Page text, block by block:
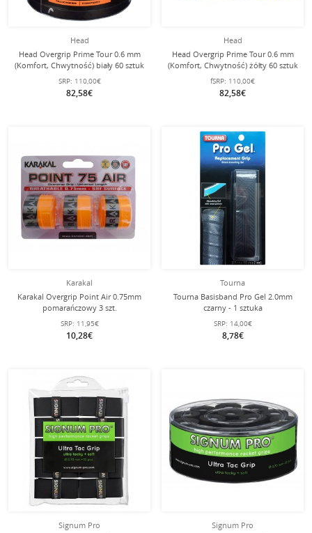
Head
Head Overgrip Prime Tour 0.6 mm
(Komfort, Chwytność) biały 60 sztuk
SRP: 110,00€
82,58€
Head
Head Overgrip Prime Tour 0.6 mm
(Komfort, Chwytność) żółty 60 sztuk
fSRP: 110,00€
82,58€
Karakal
Karakal Overgrip Point Air 0.75mm
pomarańczowy 3 szt.
SRP: 11,95€
10,28€
Tourna
Tourna Basisband Pro Gel 2.0mm
czarny - 1 sztuka
SRP: 14,00€
8,78€
Signum Pro
Signum Pro